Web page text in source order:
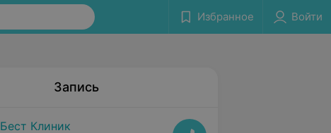
Избранное Войти
Запись
Бест Клиник